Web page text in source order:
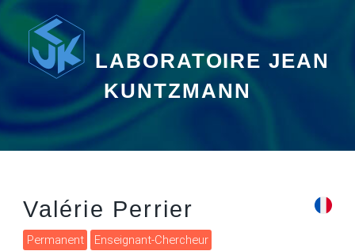
LABORATOIRE JEAN
KUNTZMANN
Valérie Perrier
Permanent
Enseignant-Chercheur